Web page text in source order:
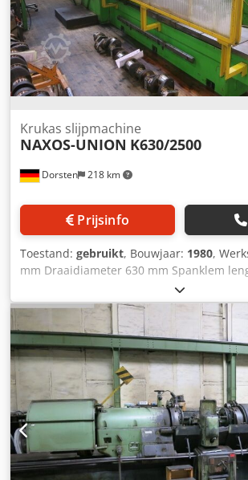
Dorsten 218 km
Krukas slijpmachine
NAXOS-UNION K630/2500
Prijsinfo
Toestand: gebruikt, Bouwjaar: 1980,
mm Draaidiameter 630 mm Spanklem
Verstelbereik slagpositie 40-130 mm
1000 mm Machinegewicht ca. 18,5 t
9x4 m CNC-cyclusbesturing / Simatic S7-
kop Hydraulische voorpositionering
fijnafstelling (verticaal en horizontaal)
Grove afdraai-inrichting Radiale en
Handmatige radiusdressage-inrichting
schuine bedfilter SB-A0.4 Bouwjaar 2012
Slijpschijflagersysteem voor 8
machinerelatede gereedschappen
Diverse koelmondstukken
Schijfbescherming met randspoeling